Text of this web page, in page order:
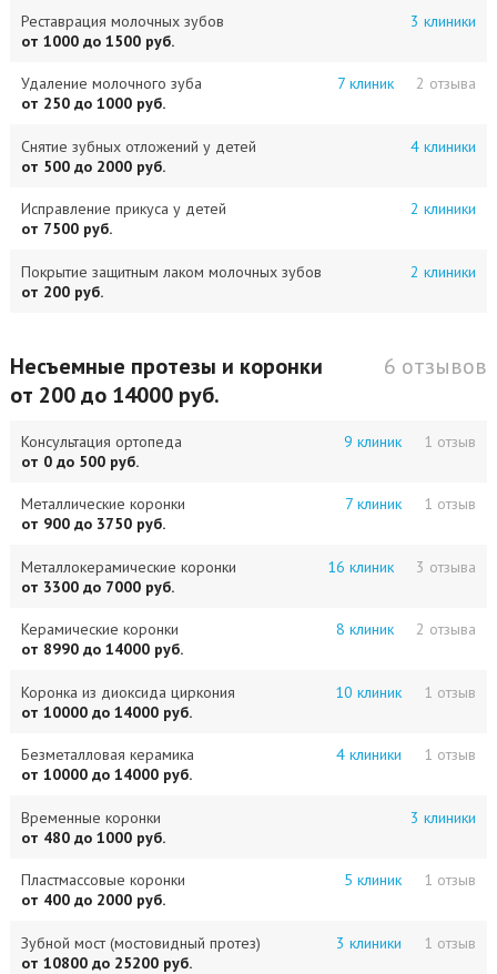
Реставрация молочных зубов
3 клиники
от 1000 до 1500 руб.
Удаление молочного зуба 2 отзыва
7 клиник
от 250 до 1000 руб.
Снятие зубных отложений у детей
4 клиники
от 500 до 2000 руб.
Исправление прикуса у детей
2 клиники
от 7500 руб.
Покрытие защитным лаком молочных зубов
2 клиники
от 200 руб.
Несъемные протезы и коронки
6 отзывов
от 200 до 14000 руб.
Консультация ортопеда 1 отзыв
9 клиник
от 0 до 500 руб.
Металлические коронки 1 отзыв
7 клиник
от 900 до 3750 руб.
Металлокерамические коронки 3 отзыва
16 клиник
от 3300 до 7000 руб.
Керамические коронки 2 отзыва
8 клиник
от 8990 до 14000 руб.
Коронка из диоксида циркония 1 отзыв
10 клиник
от 10000 до 14000 руб.
Безметалловая керамика 1 отзыв
4 клиники
от 10000 до 14000 руб.
Временные коронки
3 клиники
от 480 до 1000 руб.
Пластмассовые коронки 1 отзыв
5 клиник
от 400 до 2000 руб.
Зубной мост (мостовидный протез) 1 отзыв
3 клиники
от 10800 до 25200 руб.